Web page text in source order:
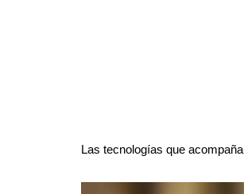
Las tecnologías que